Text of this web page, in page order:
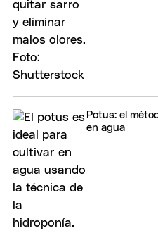
Potus: el
en agua